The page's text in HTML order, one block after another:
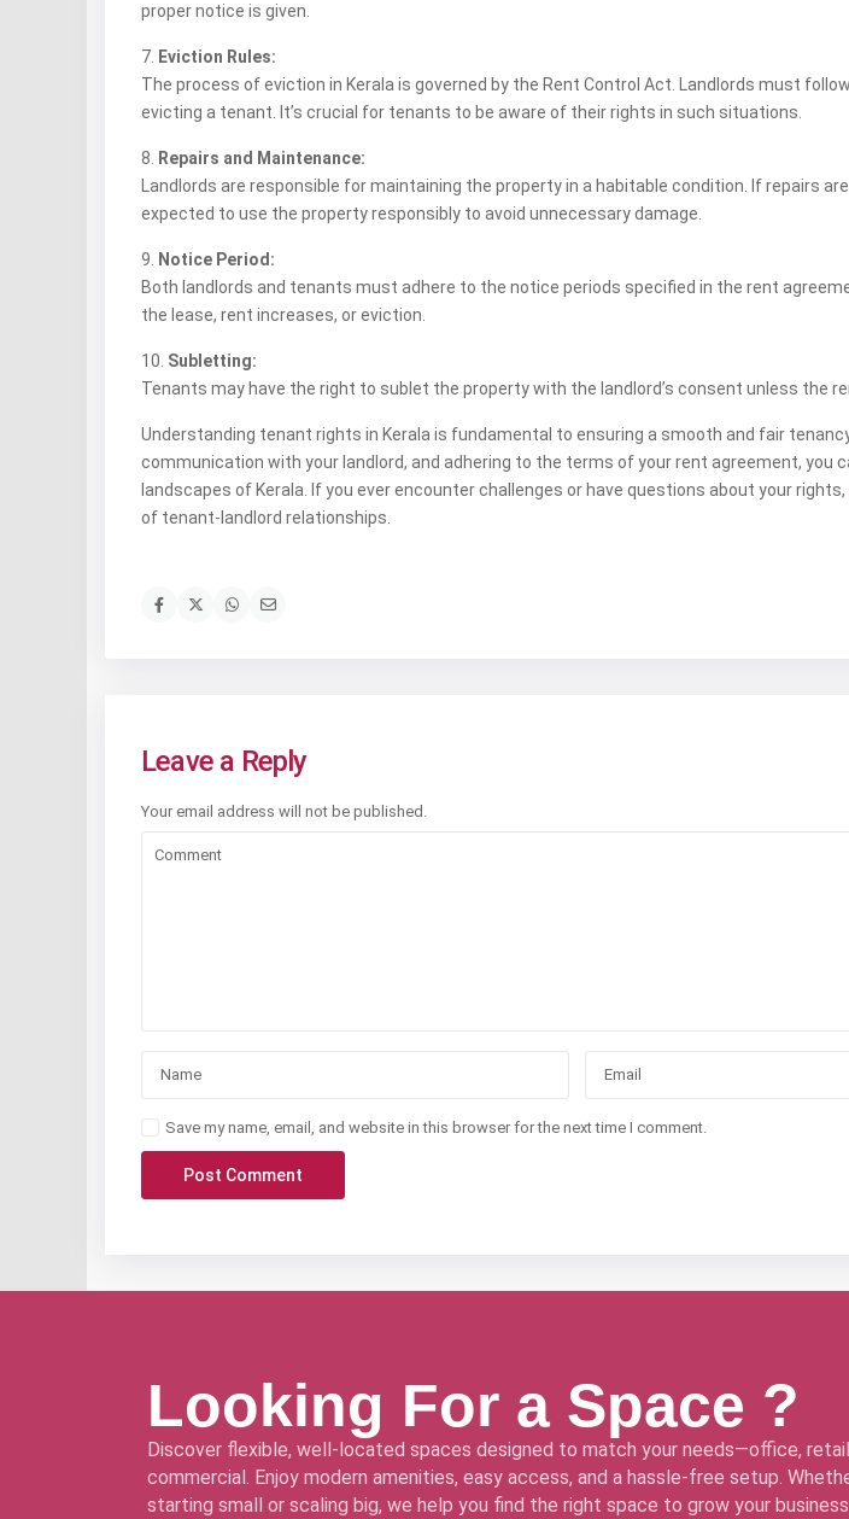
proper notice is given.
7. Eviction Rules:
The process of eviction in Kerala is governed by the Rent Control Act. Landlords must
evicting a tenant. It’s crucial for tenants to be aware of their rights in such situations.
8.
Repairs and Maintenance:
Landlords are responsible for maintaining the property in a habitable condition. If repairs
expected to use the property responsibly to avoid unnecessary damage.
9.
Notice Period:
Both landlords and tenants must adhere to the notice periods specified in the rent
the lease, rent increases, or eviction.
10. Subletting:
Tenants may have the right to sublet the property with the landlord’s consent unless the
Understanding tenant rights in Kerala is fundamental to ensuring a smooth and fair
communication with your landlord, and adhering to the terms of your rent agreement, you
landscapes of Kerala. If you ever encounter challenges or have questions about your rights,
of tenant-landlord relationships.
Leave a Reply
Your email address will not be published.
Save my name, email, and website in this browser for the next time I comment.
Looking For a Space ?
Discover flexible, well-located spaces designed to match your needs—office,
commercial. Enjoy modern amenities, easy access, and a hassle-free setup.
starting small or scaling big, we help you find the right space to grow your